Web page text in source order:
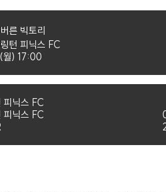
른 빅토리
턴 피닉스 FC
월) 17:00
피닉스 FC
피닉스 FC